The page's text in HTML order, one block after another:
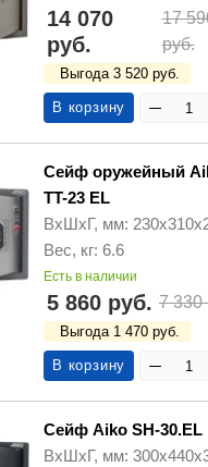
14 070
руб.
17
руб.
Выгода 3 520 руб.
В корзину
Сейф оружейный
TT-23 EL
ВхШхГ, мм:
Вес, кг: 6.6
Есть в наличии
5 860 руб. 7 330
Выгода 1 470 руб.
В корзину
Сейф Aiko SH-30.EL
ВхШхГ, мм: